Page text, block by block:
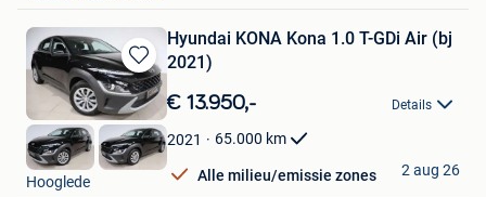
Bewaren
in
Mijn
Favorieten
Hyundai KONA Kona 1.0 T-GDi Air (bj
2021)
€ 13.950,- Details
2021 65.000 km
Alle milieu/emissie zones
DP Auto
Hooglede
2 aug 26